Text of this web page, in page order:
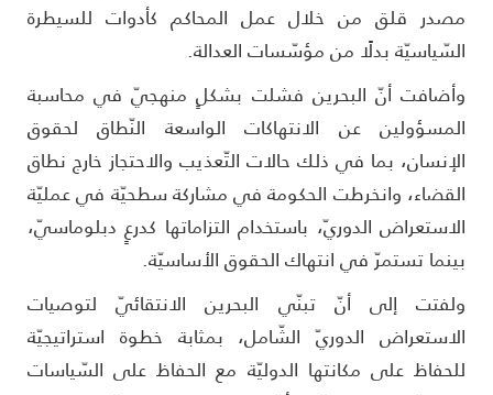
قلق من خلال عمل المحاكم كأدوات للسيطرة
بدلًا من مؤسّسات العدالة.
أنّ البحرين فشلت بشكلٍ منهجيّ في محاسبة
عن الانتهاكات الواسعة النّطاق لحقوق
بما في ذلك حالات التّعذيب والاحتجاز خارج نطاق
وانخرطت الحكومة في مشاركة سطحيّة في عمليّة
الدوريّ، باستخدام التزاماتها كدرعٍ دبلوماسيّ،
تستمرّ في انتهاك الحقوق الأساسيّة.
إلى أنّ تبنّي البحرين الانتقائيّ لتوصيات
الدوريّ الشّامل، بمثابة خطوة استراتيجيّة
على مكانتها الدوليّة مع الحفاظ على السّياسات